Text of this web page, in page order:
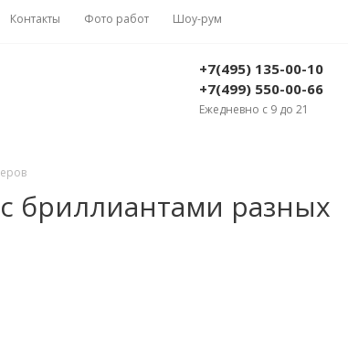
Контакты Фото работ Шоу-рум
+7(495) 135-00-10
+7(499) 550-00-66
Ежедневно с 9 до 21
бриллиантами разных